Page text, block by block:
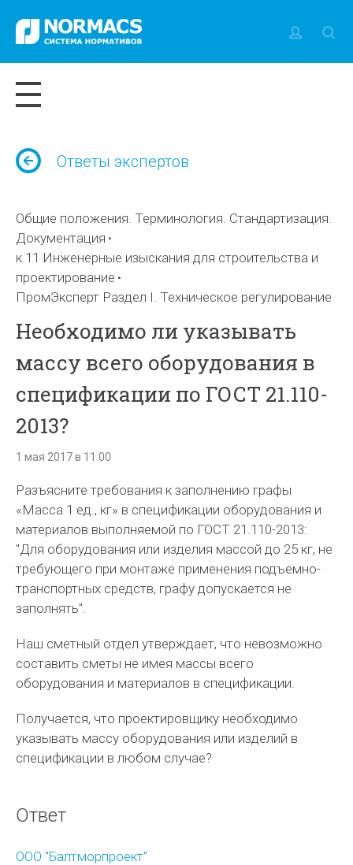
Ответы экспертов
Общие положения. Терминология. Стандартизация.
Документация
к.11 Инженерные изыскания для строительства и
проектирование
ПромЭксперт Раздел I. Техническое регулирование
Необходимо ли указывать
массу всего оборудования в
спецификации по ГОСТ 21.110-
2013?
1 мая 2017 в 11:00
Разъясните требования к заполнению графы
«Масса 1 ед., кг» в спецификации оборудования и
материалов выполняемой по ГОСТ 21.110-2013:
"Для оборудования или изделия массой до 25 кг, не
требующего при монтаже применения подъемно-
транспортных средств, графу допускается не
заполнять".
Наш сметный отдел утверждает, что невозможно
составить сметы не имея массы всего
оборудования и материалов в спецификации.
Получается, что проектировщику необходимо
указывать массу оборудования или изделий в
спецификации в любом случае?
Ответ
ООО "Балтморпроект"